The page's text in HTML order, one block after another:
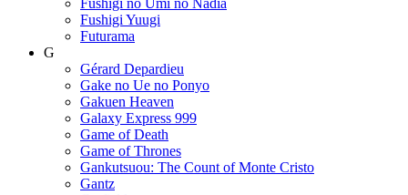
Fushigi Yuugi
Futurama
G
Gérard Depardieu
Gake no Ue no Ponyo
Gakuen Heaven
Galaxy Express 999
Game of Death
Game of Thrones
Gankutsuou: The Count of Monte Cristo
Gantz